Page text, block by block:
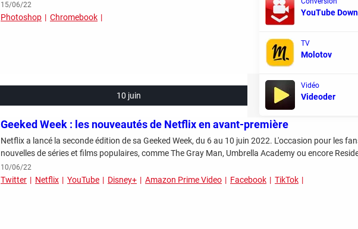
15/06/22
Photoshop Chromebook
10 juin
Geeked Week : les nouveautés de Netflix en avant-première
Netflix a lancé la seconde édition de sa Geeked Week, du 6 au 10 juin 2022. L'occasion pour les
nouvelles de séries et films populaires, comme The Gray Man, Umbrella Academy ou encore
10/06/22
Twitter Netflix YouTube Disney+ Amazon Prime Video Facebook TikTok
YouTube
TV
Molotov
Vidéo
Videoder